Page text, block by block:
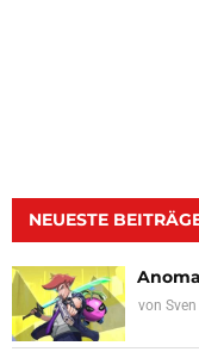
NEUESTE
von